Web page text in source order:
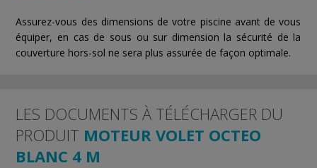
Assurez-vous des dimensions de votre piscine avant de vous
équiper, en cas de sous ou sur dimension la sécurité de la
couverture hors-sol ne sera plus assurée de façon optimale.
LES DOCUMENTS À TÉLÉCHARGER DU
PRODUIT MOTEUR VOLET OCTEO
BLANC 4 M